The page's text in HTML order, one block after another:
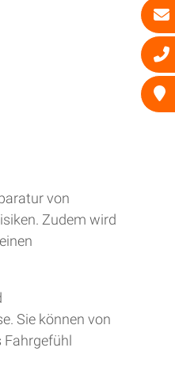
von
Zudem wird
Sie können von
Fahrgefühl